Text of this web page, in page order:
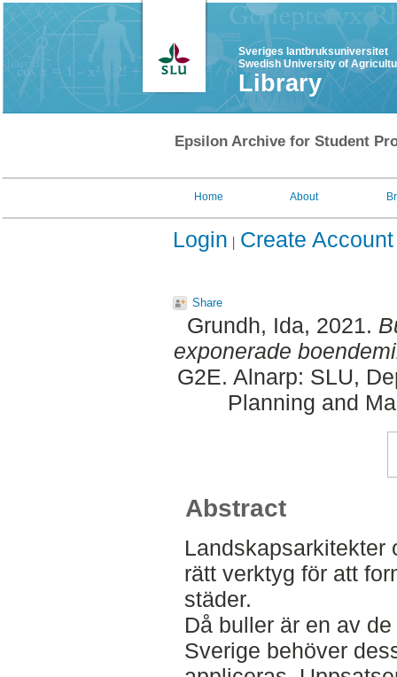
Sveriges lantbruksuniversitet
Swedish University of
Library
Epsilon Archive for Student
Home About
Login Create Account
Share
Grundh, Ida, 2021.
exponerade
G2E. Alnarp: SLU,
Planning and
Abstract
Landskapsarkitekter
rätt verktyg för att
städer.
Då buller är en av
Sverige behöver